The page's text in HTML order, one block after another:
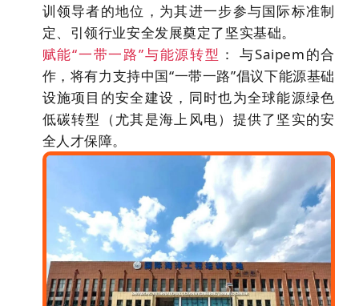
训领导者的地位，为其进一步参与国际标准制
定、引领行业安全发展奠定了坚实基础。
赋能“一带一路”与能源转型 ：
与Saipem的合
作，将有力支持中国“一带一路”倡议下能源基础
设施项目的安全建设，同时也为全球能源绿色
低碳转型（尤其是海上风电）提供了坚实的安
全人才保障。